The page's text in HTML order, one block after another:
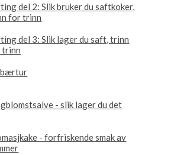
del 2: Slik bruker du saftkoker,
for trinn
del 3: Slik lager du saft, trinn
bærtur
- slik lager du det
- forfriskende smak av